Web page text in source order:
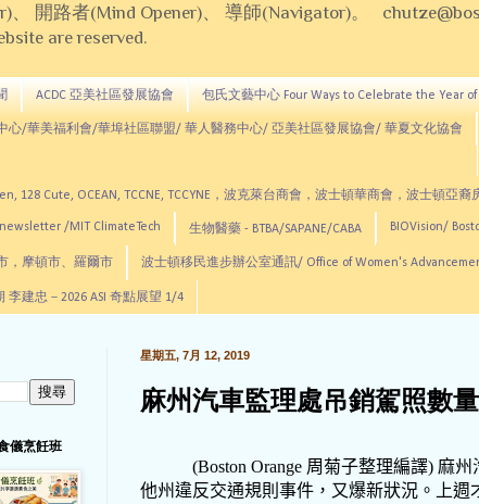
、 開路者(Mind Opener)、 導師(Navigator)。
are reserved.
ACDC 亞美社區發展協會 包氏文藝中心 Four Ways to Celebrate the Year of
心/華美福利會/華埠社區聯盟/ 華人醫務中心/ 亞美社區發展協會/ 華夏文化協會
128 Cute, OCEAN, TCCNE, TCCYNE，波克萊台商會，波士頓華商會，波士頓亞裔
/MIT ClimateTech 生物醫藥 - BTBA/SAPANE/CABA BIOVision/
，摩頓市、羅爾市 波士頓移民進步辦公室通訊/ Office of Women's
李建忠－2026 ASI 奇點展望 1/4
星期五, 7月 12, 2019
麻州汽車監理處吊銷駕照數
(Boston Orange 周菊子整理編譯) 麻州
他州違反交通規則事件，又爆新狀況。上週
儀烹飪班